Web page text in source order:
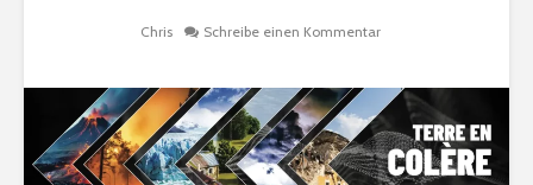
Chris Schreibe einen Kommentar